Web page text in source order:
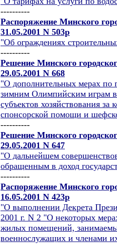
----------
Распоряжение Минского
31.05.2001 N 503р
"Об ограждениях
----------
Решение Минского
29.05.2001 N 668
"О дополнительных мерах по
зимним Олимпийским играм
субъектов хозяйствования
спонсорской помощи и
----------
Решение Минского
29.05.2001 N 647
"О дальнейшем
обращенным в доход
----------
Распоряжение Минского
16.05.2001 N 423р
"О выполнении Декрета
2001 г. N 2 "О некоторых
жилых помещений,
военнослужащих и членами